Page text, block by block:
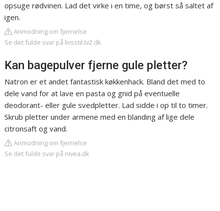
opsuge rødvinen. Lad det virke i en time, og børst så saltet af
igen.
Anmodning om fjernelse
Se det fulde svar på livsstil.tv2.dk
Kan bagepulver fjerne gule pletter?
Natron er et andet fantastisk køkkenhack. Bland det med to
dele vand for at lave en pasta og gnid på eventuelle
deodorant- eller gule svedpletter. Lad sidde i op til to timer.
Skrub pletter under armene med en blanding af lige dele
citronsaft og vand.
Anmodning om fjernelse
Se det fulde svar på nivea.dk